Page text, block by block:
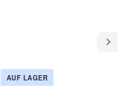
AUF LAGER